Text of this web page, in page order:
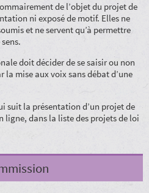
de l’objet du projet de
ni exposé de motif. Elles ne
et ne servent qu’à permettre
doit décider de se saisir ou non
mise aux voix sans débat d’une
suit la présentation d’un projet de
ligne, dans la liste des projets de loi